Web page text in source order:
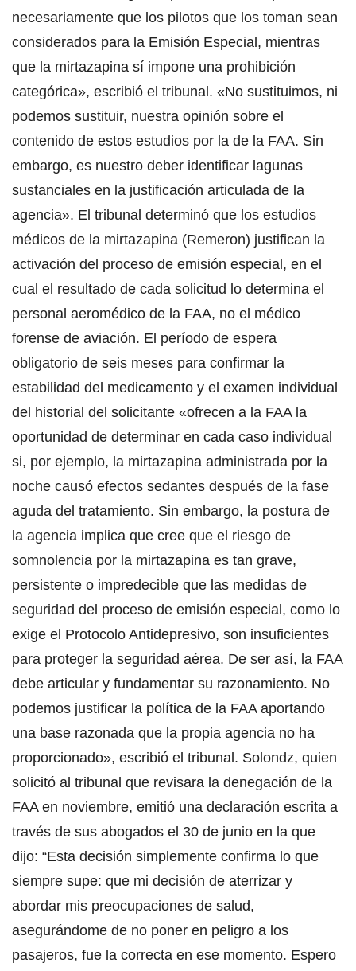
necesariamente que los pilotos que los toman sean
considerados para la Emisión Especial, mientras
que la mirtazapina sí impone una prohibición
categórica», escribió el tribunal. «No sustituimos, ni
podemos sustituir, nuestra opinión sobre el
contenido de estos estudios por la de la FAA. Sin
embargo, es nuestro deber identificar lagunas
sustanciales en la justificación articulada de la
agencia». El tribunal determinó que los estudios
médicos de la mirtazapina (Remeron) justifican la
activación del proceso de emisión especial, en el
cual el resultado de cada solicitud lo determina el
personal aeromédico de la FAA, no el médico
forense de aviación. El período de espera
obligatorio de seis meses para confirmar la
estabilidad del medicamento y el examen individual
del historial del solicitante «ofrecen a la FAA la
oportunidad de determinar en cada caso individual
si, por ejemplo, la mirtazapina administrada por la
noche causó efectos sedantes después de la fase
aguda del tratamiento. Sin embargo, la postura de
la agencia implica que cree que el riesgo de
somnolencia por la mirtazapina es tan grave,
persistente o impredecible que las medidas de
seguridad del proceso de emisión especial, como lo
exige el Protocolo Antidepresivo, son insuficientes
para proteger la seguridad aérea. De ser así, la FAA
debe articular y fundamentar su razonamiento. No
podemos justificar la política de la FAA aportando
una base razonada que la propia agencia no ha
proporcionado», escribió el tribunal. Solondz, quien
solicitó al tribunal que revisara la denegación de la
FAA en noviembre, emitió una declaración escrita a
través de sus abogados el 30 de junio en la que
dijo: “Esta decisión simplemente confirma lo que
siempre supe: que mi decisión de aterrizar y
abordar mis preocupaciones de salud,
asegurándome de no poner en peligro a los
pasajeros, fue la correcta en ese momento. Espero